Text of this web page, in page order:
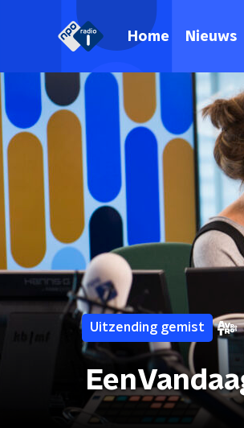
Home Nieuws
Uitzending gemist